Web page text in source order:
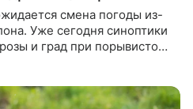
смена погоды из-
Уже сегодня синоптики
и град при порывистом